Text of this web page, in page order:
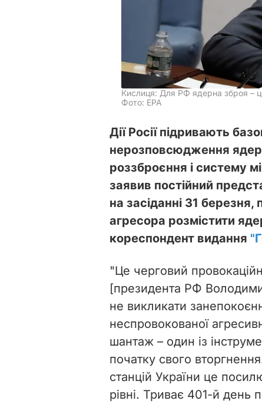
Кислиця: Для РФ ядерна зброя –
Фото: EPA
Дії Росії підривають
нерозповсюдження
роззброєння і систему
заявив постійний
на засіданні 31
агресора розмістити
кореспондент видання
"Це черговий
[президента РФ
не викликати
неспровокованої
шантаж – один із
початку свого
станцій України це
рівні. Триває 401-й день